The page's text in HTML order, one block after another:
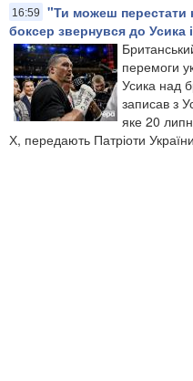
16:59
"Ти можеш перестати
боксер звернувся до Усика
перемоги
Усика над
записав з
яке 20
Х, передають Патріоти